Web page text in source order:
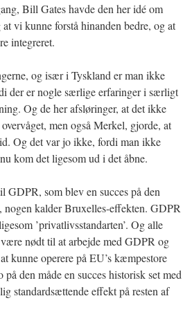
Bill Gates havde den her idé om
at vi kunne forstå hinanden bedre, og at
integreret.
og især i Tyskland er man ikke
der er nogle særlige erfaringer i særligt
Og de her afsløringer, at det ikke
men også Merkel, gjorde, at
Og det var jo ikke, fordi man ikke
kom det ligesom ud i det åbne.
GDPR, som blev en succes på den
nogen kalder Bruxelles-effekten. GDPR
’privatlivsstandarten’. Og alle
nødt til at arbejde med GDPR og
kunne operere på EU’s kæmpestore
den måde en succes historisk set med
standardsættende effekt på resten af